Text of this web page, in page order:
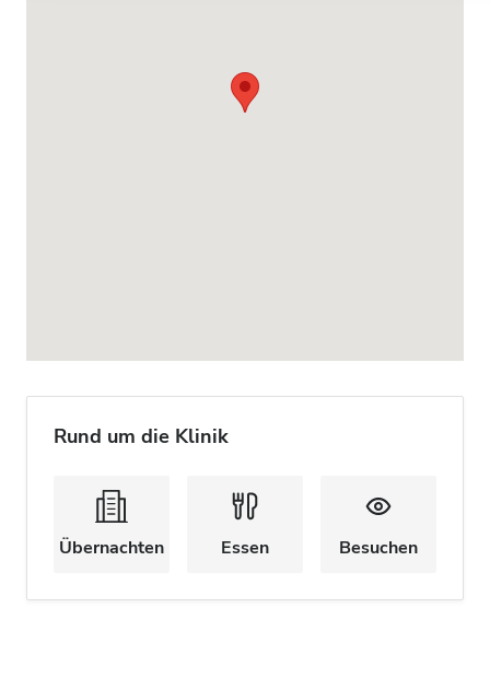
Rund um die Klinik
Übernachten Essen Besuchen